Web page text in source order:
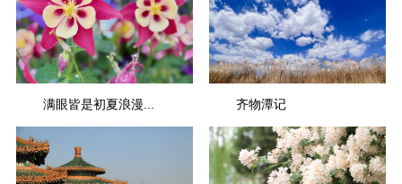
满眼皆是初夏浪漫... 齐物潭记